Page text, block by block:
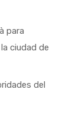
para
ciudad de
del